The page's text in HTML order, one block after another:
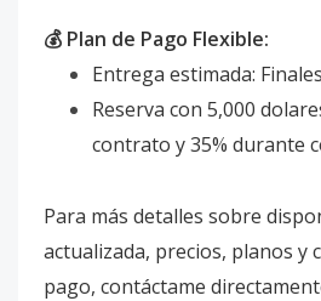
💰 Plan de Pago Flexible:
Entrega estimada:
Reserva con 5,000
contrato y 35% durante
Para más detalles sobre
actualizada, precios, planos y
pago, contáctame